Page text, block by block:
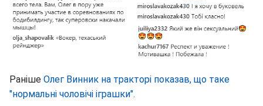
Раніше Олег Винник на тракторі показав, що таке
"нормальні чоловічі іграшки".